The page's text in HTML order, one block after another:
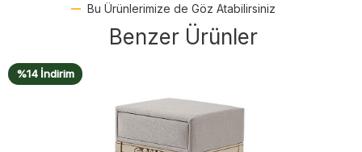
Bu Ürünlerimize de Göz Atabilirsiniz
Benzer Ürünler
%15 İndirim